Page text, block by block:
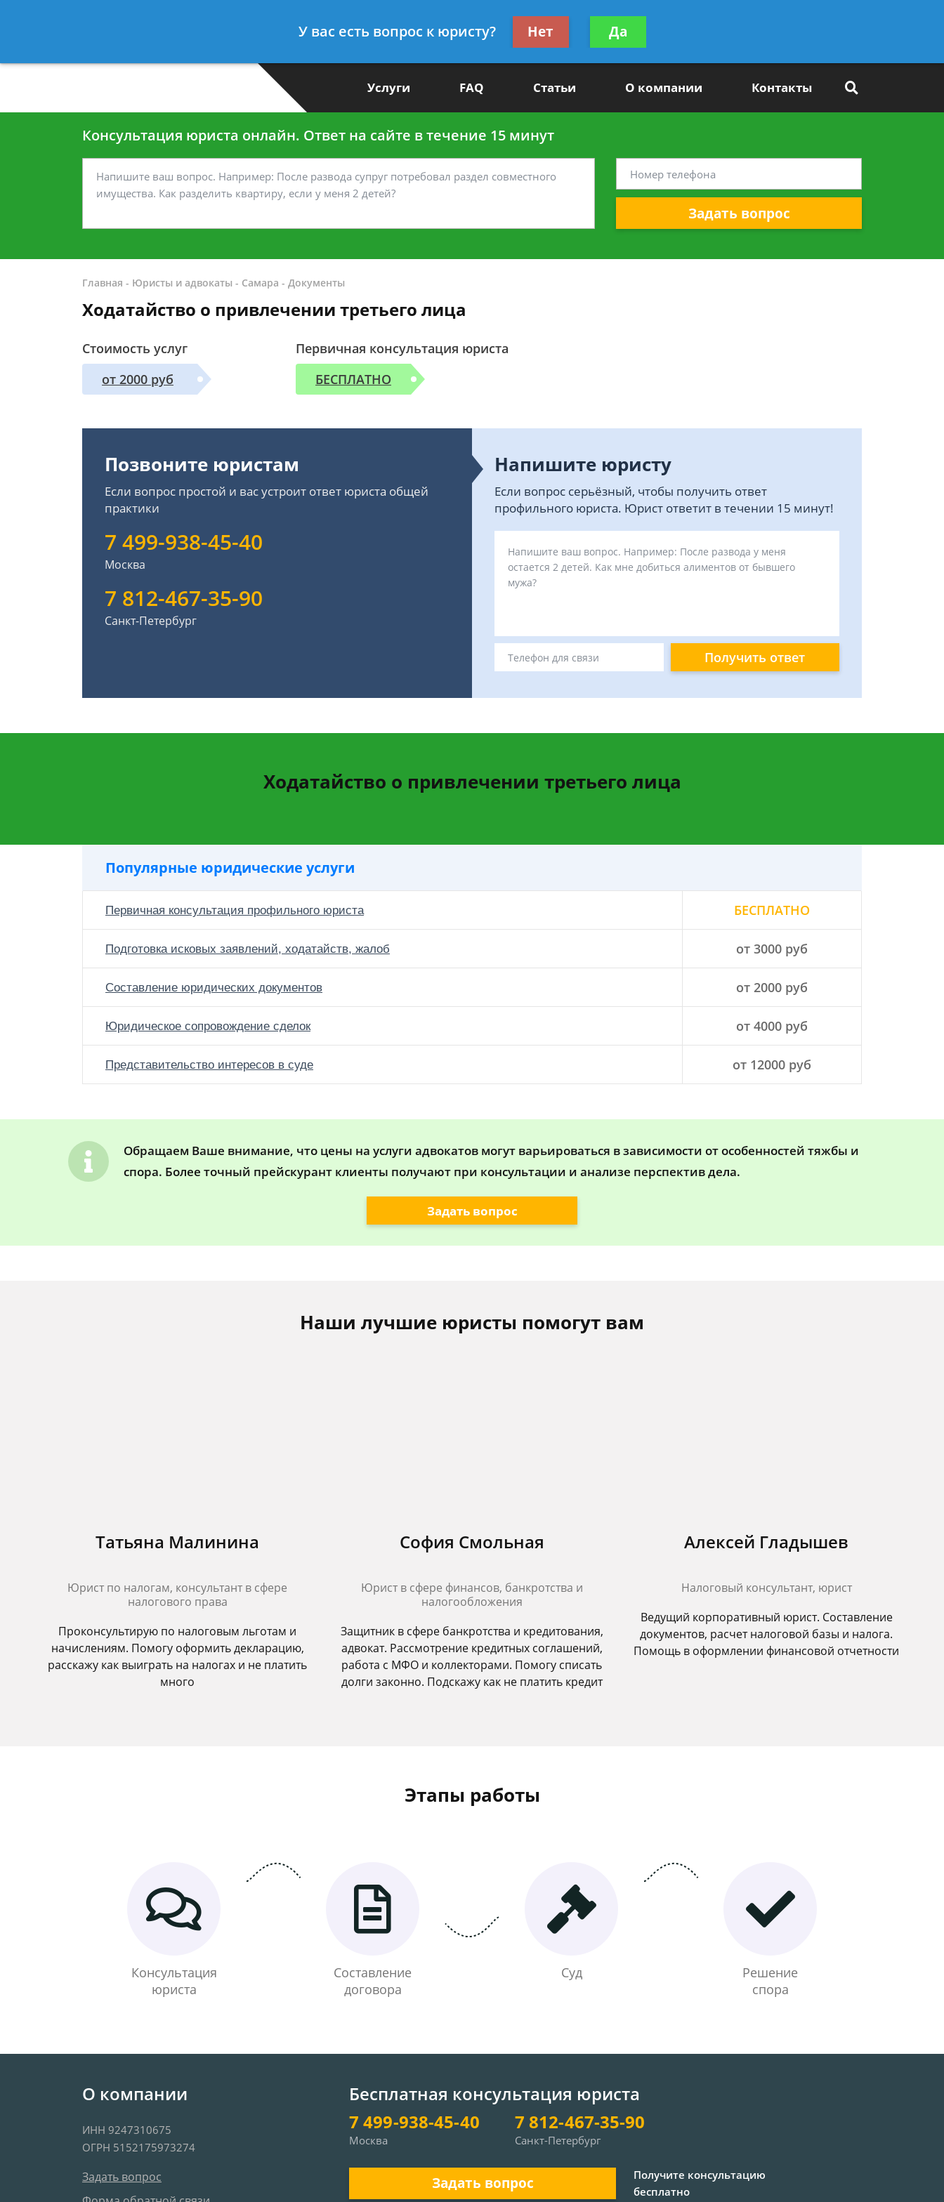
7 812-467-35-90
Получите консультацию
бесплатно
Услуги FAQ Статьи О компании Контакты
Консультация юриста онлайн. Ответ на сайте в течение 15 минут
Задать вопрос
Главная - Юристы и адвокаты - Самара - Документы
Ходатайство о привлечении третьего лица
Стоимость услуг
от 2000 руб
Первичная консультация юриста
БЕСПЛАТНО
Позвоните юристам
Если вопрос простой и вас устроит ответ юриста общей
практики
7 499-938-45-40
Москва
7 812-467-35-90
Санкт-Петербург
Напишите юристу
Если вопрос серьёзный, чтобы получить ответ
профильного юриста. Юрист ответит в течении 15 минут!
Получить ответ
Ходатайство о привлечении третьего лица
Популярные юридические услуги
Первичная консультация профильного юриста БЕСПЛАТНО
Подготовка исковых заявлений, ходатайств, жалоб от 3000 руб
Составление юридических документов от 2000 руб
Юридическое сопровождение сделок от 4000 руб
Представительство интересов в суде от 12000 руб
Обращаем Ваше внимание, что цены на услуги адвокатов могут варьироваться в зависимости от особенностей тяжбы и
спора. Более точный прейскурант клиенты получают при консультации и анализе перспектив дела.
Задать вопрос
Наши лучшие юристы помогут вам
Татьяна Малинина
Юрист по налогам, консультант в сфере
налогового права
Проконсультирую по налоговым льготам и
начислениям. Помогу оформить декларацию,
расскажу как выиграть на налогах и не платить
много
София Смольная
Юрист в сфере финансов, банкротства и
налогообложения
Защитник в сфере банкротства и кредитования,
адвокат. Рассмотрение кредитных соглашений,
работа с МФО и коллекторами. Помогу списать
долги законно. Подскажу как не платить кредит
Алексей Гладышев
Налоговый консультант, юрист
Ведущий корпоративный юрист. Составление
документов, расчет налоговой базы и налога.
Помощь в оформлении финансовой отчетности
Этапы работы
Консультация
юриста
Составление
договора
Суд
Решение
спора
О компании
ИНН 9247310675
ОГРН 5152175973274
Задать вопрос
Бесплатная консультация юриста
7 499-938-45-40
Москва
7 812-467-35-90
Санкт-Петербург
Задать вопрос
Получите консультацию
бесплатно
У вас есть вопрос к юристу? Нет Да